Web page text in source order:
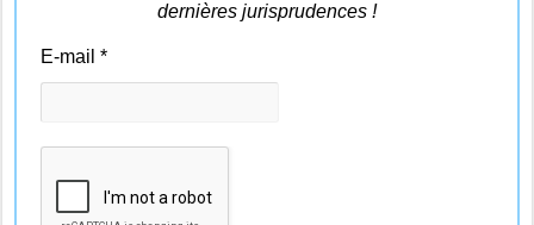
dernières jurisprudences !
E-mail*